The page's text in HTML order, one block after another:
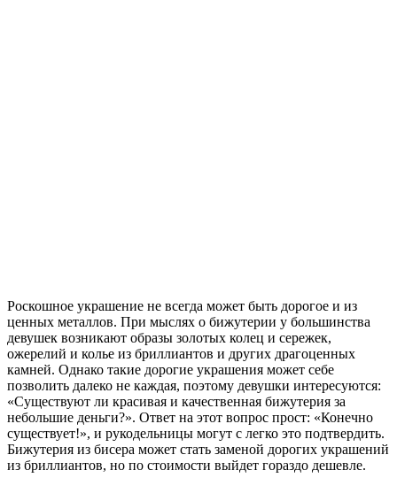
Роскошное украшение не всегда может быть дорогое и из
ценных металлов. При мыслях о бижутерии у большинства
девушек возникают образы золотых колец и сережек,
ожерелий и колье из бриллиантов и других драгоценных
камней. Однако такие дорогие украшения может себе
позволить далеко не каждая, поэтому девушки интересуются:
«Существуют ли красивая и качественная бижутерия за
небольшие деньги?». Ответ на этот вопрос прост: «Конечно
существует!», и рукодельницы могут с легко это подтвердить.
Бижутерия из бисера может стать заменой дорогих украшений
из бриллиантов, но по стоимости выйдет гораздо дешевле.